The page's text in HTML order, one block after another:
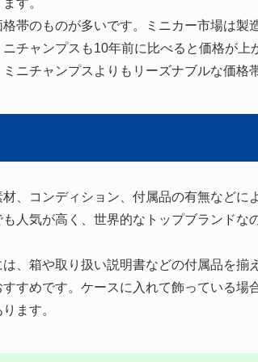
す。
帯のものが多いです。ミニカー市場は製
チャンプスも10年前に比べると価格が上
ニチャンプスよりもリーズナブルな価格
、コンディション、付属品の有無などに
人気が高く、世界的なトップブランドな
、箱や取り扱い説明書などの付属品を揃
すめです。ケースに入れて飾っている場
ます。